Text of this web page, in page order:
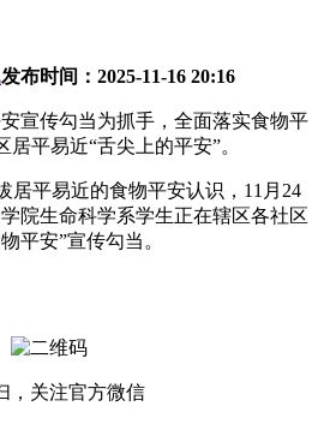
发布时间： 2025-11-16 20:16
传勾当为抓手，全面落实食物平
平易近“舌尖上的平安”。
平易近的食物平安认识，11月24
院生命科学系学生正在辖区各社区
平安”宣传勾当。
，关注官方微信